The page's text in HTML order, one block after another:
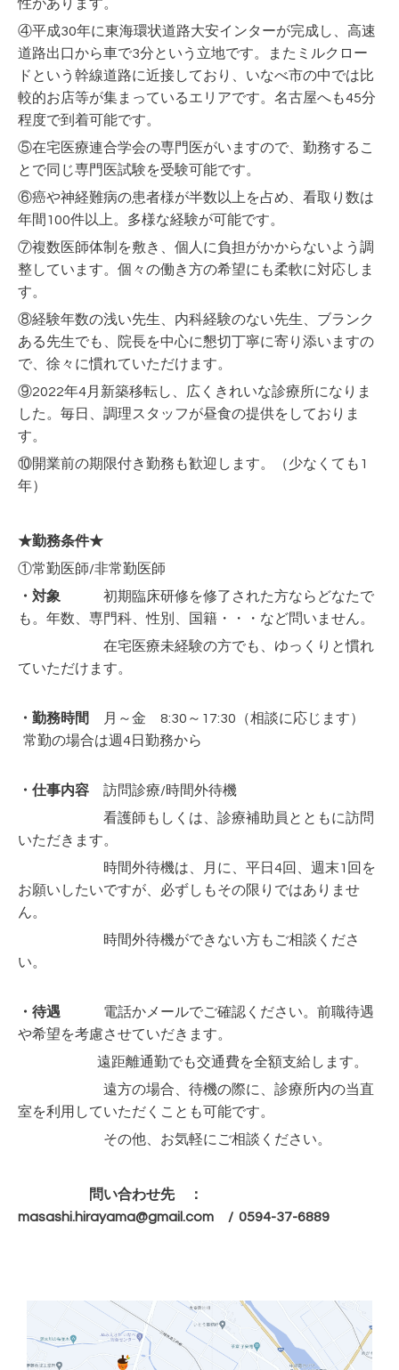
性があります。
④平成30年に東海環状道路大安インターが完成し、高速
道路出口から車で3分という立地です。またミルクロー
ドという幹線道路に近接しており、いなべ市の中では比
較的お店等が集まっているエリアです。名古屋へも45分
程度で到着可能です。
⑤在宅医療連合学会の専門医がいますので、勤務するこ
とで同じ専門医試験を受験可能です。
⑥癌や神経難病の患者様が半数以上を占め、看取り数は
年間100件以上。多様な経験が可能です。
⑦複数医師体制を敷き、個人に負担がかからないよう調
整しています。個々の働き方の希望にも柔軟に対応しま
す。
⑧経験年数の浅い先生、内科経験のない先生、ブランク
ある先生でも、院長を中心に懇切丁寧に寄り添いますの
で、徐々に慣れていただけます。
⑨2022年4月新築移転し、広くきれいな診療所になりま
した。毎日、調理スタッフが昼食の提供をしておりま
す。
⑩開業前の期限付き勤務も歓迎します。（少なくても1
年）
★勤務条件★
①常勤医師/非常勤医師
・対象 初期臨床研修を修了された方ならどなたで
も。 年数、専門科、性別、国籍・・・など問いません。
在宅医療未経験の方でも、ゆっくりと慣れ
ていただけます。
・勤務時間
月～金 8:30～17:30（相談に応じます）
常勤の場合は週4日勤務から
・仕事内容 訪問診療/時間外待機
看護師もしくは、診療補助員とともに訪問
いただきます。
時間外待機は、
月に、平日4回、週末1回 を
お願いしたいですが、必ずしもその限りではありませ
ん。
時間外待機ができない方もご相談くださ
い。
・待遇 電話かメールでご確認ください。 前職待遇
や希望を考慮させていだきます。
遠距離通勤でも交通費を全額支給します。
遠方の場合、待機の際に、診療所内の当直
室を利用していただくことも可能です。
その他、お気軽にご相談ください。
問い合わせ先 ：
masashi.hirayama@gmail.com / 0594-37-6889